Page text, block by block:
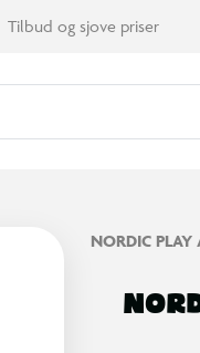
Tilbud og sjove priser
NORDIC PLAY